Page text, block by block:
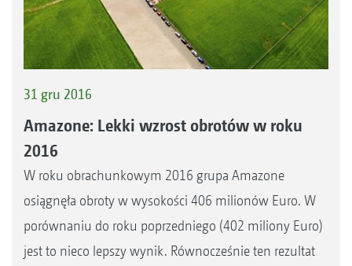
31 gru 2016
Amazone: Lekki wzrost obrotów w roku
2016
W roku obrachunkowym 2016 grupa Amazone
osiągnęła obroty w wysokości 406 milionów Euro. W
porównaniu do roku poprzedniego (402 miliony Euro)
jest to nieco lepszy wynik. Równocześnie ten rezultat